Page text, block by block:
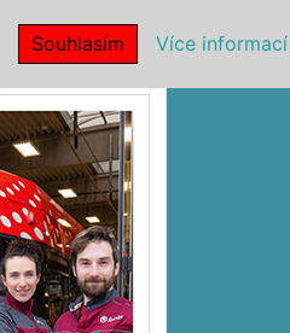
Souhlasím Více informací